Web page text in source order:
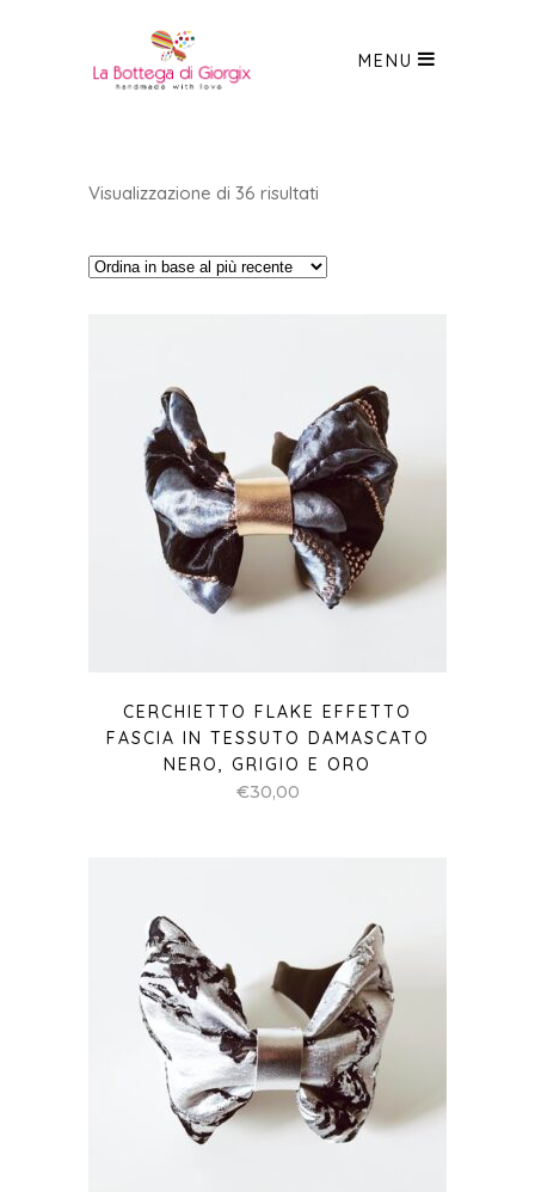
MENU
Visualizzazione di 36 risultati
più
recente
CERCHIETTO FLAKE EFFETTO
FASCIA IN TESSUTO DAMASCATO
NERO, GRIGIO E ORO
€30,00